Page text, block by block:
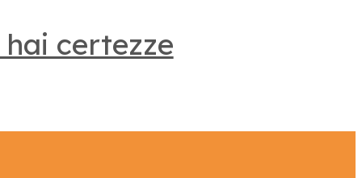
hai certezze